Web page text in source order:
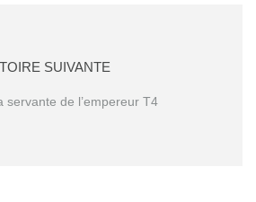
SUIVANTE
servante de l’empereur T4